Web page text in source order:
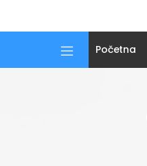
Početna